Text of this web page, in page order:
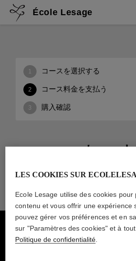
École Lesage
1 コースを選択する
2 コース料金を支払う
3 購入確認
カー
現在お買い物カゴには何も入っ
École Lesage
2, Place Skanderbeg
LES COOKIES SUR
Ecole Lesage utilise des cookies pour
contenu et vous offrir une expérience
pouvez gérer vos préférences et en
sur "Paramètres des cookies" et à
Politique de confidentialité